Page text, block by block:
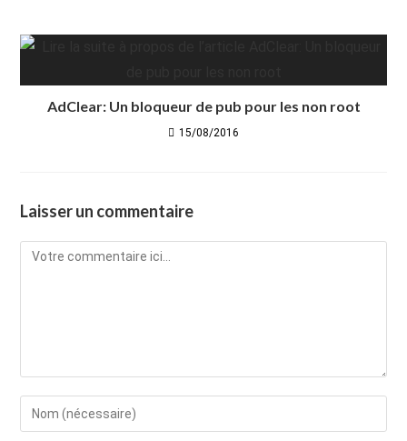
AdClear: Un bloqueur de pub pour les non root
15/08/2016
Laisser un commentaire
Comment
Enter
your